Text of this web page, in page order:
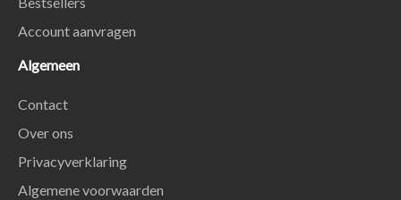
Account aanvragen
Algemeen
Contact
Over ons
Privacyverklaring
Algemene voorwaarden